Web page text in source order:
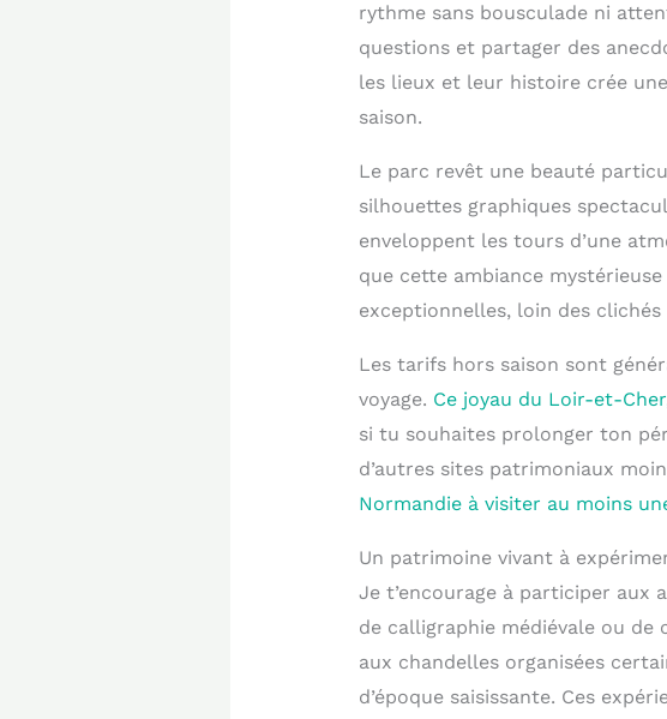
rythme sans bousculade ni
questions et partager des
les lieux et leur histoire crée
saison.
Le parc revêt une beauté
silhouettes graphiques
enveloppent les tours d’une
que cette ambiance
exceptionnelles, loin des
Les tarifs hors saison sont
voyage. Ce joyau du Loir-et-
si tu souhaites prolonger ton
d’autres sites patrimoniaux
Normandie à visiter au moins
Un patrimoine vivant à
Je t’encourage à participer aux
de calligraphie médiévale ou de
aux chandelles organisées
d’époque saisissante. Ces